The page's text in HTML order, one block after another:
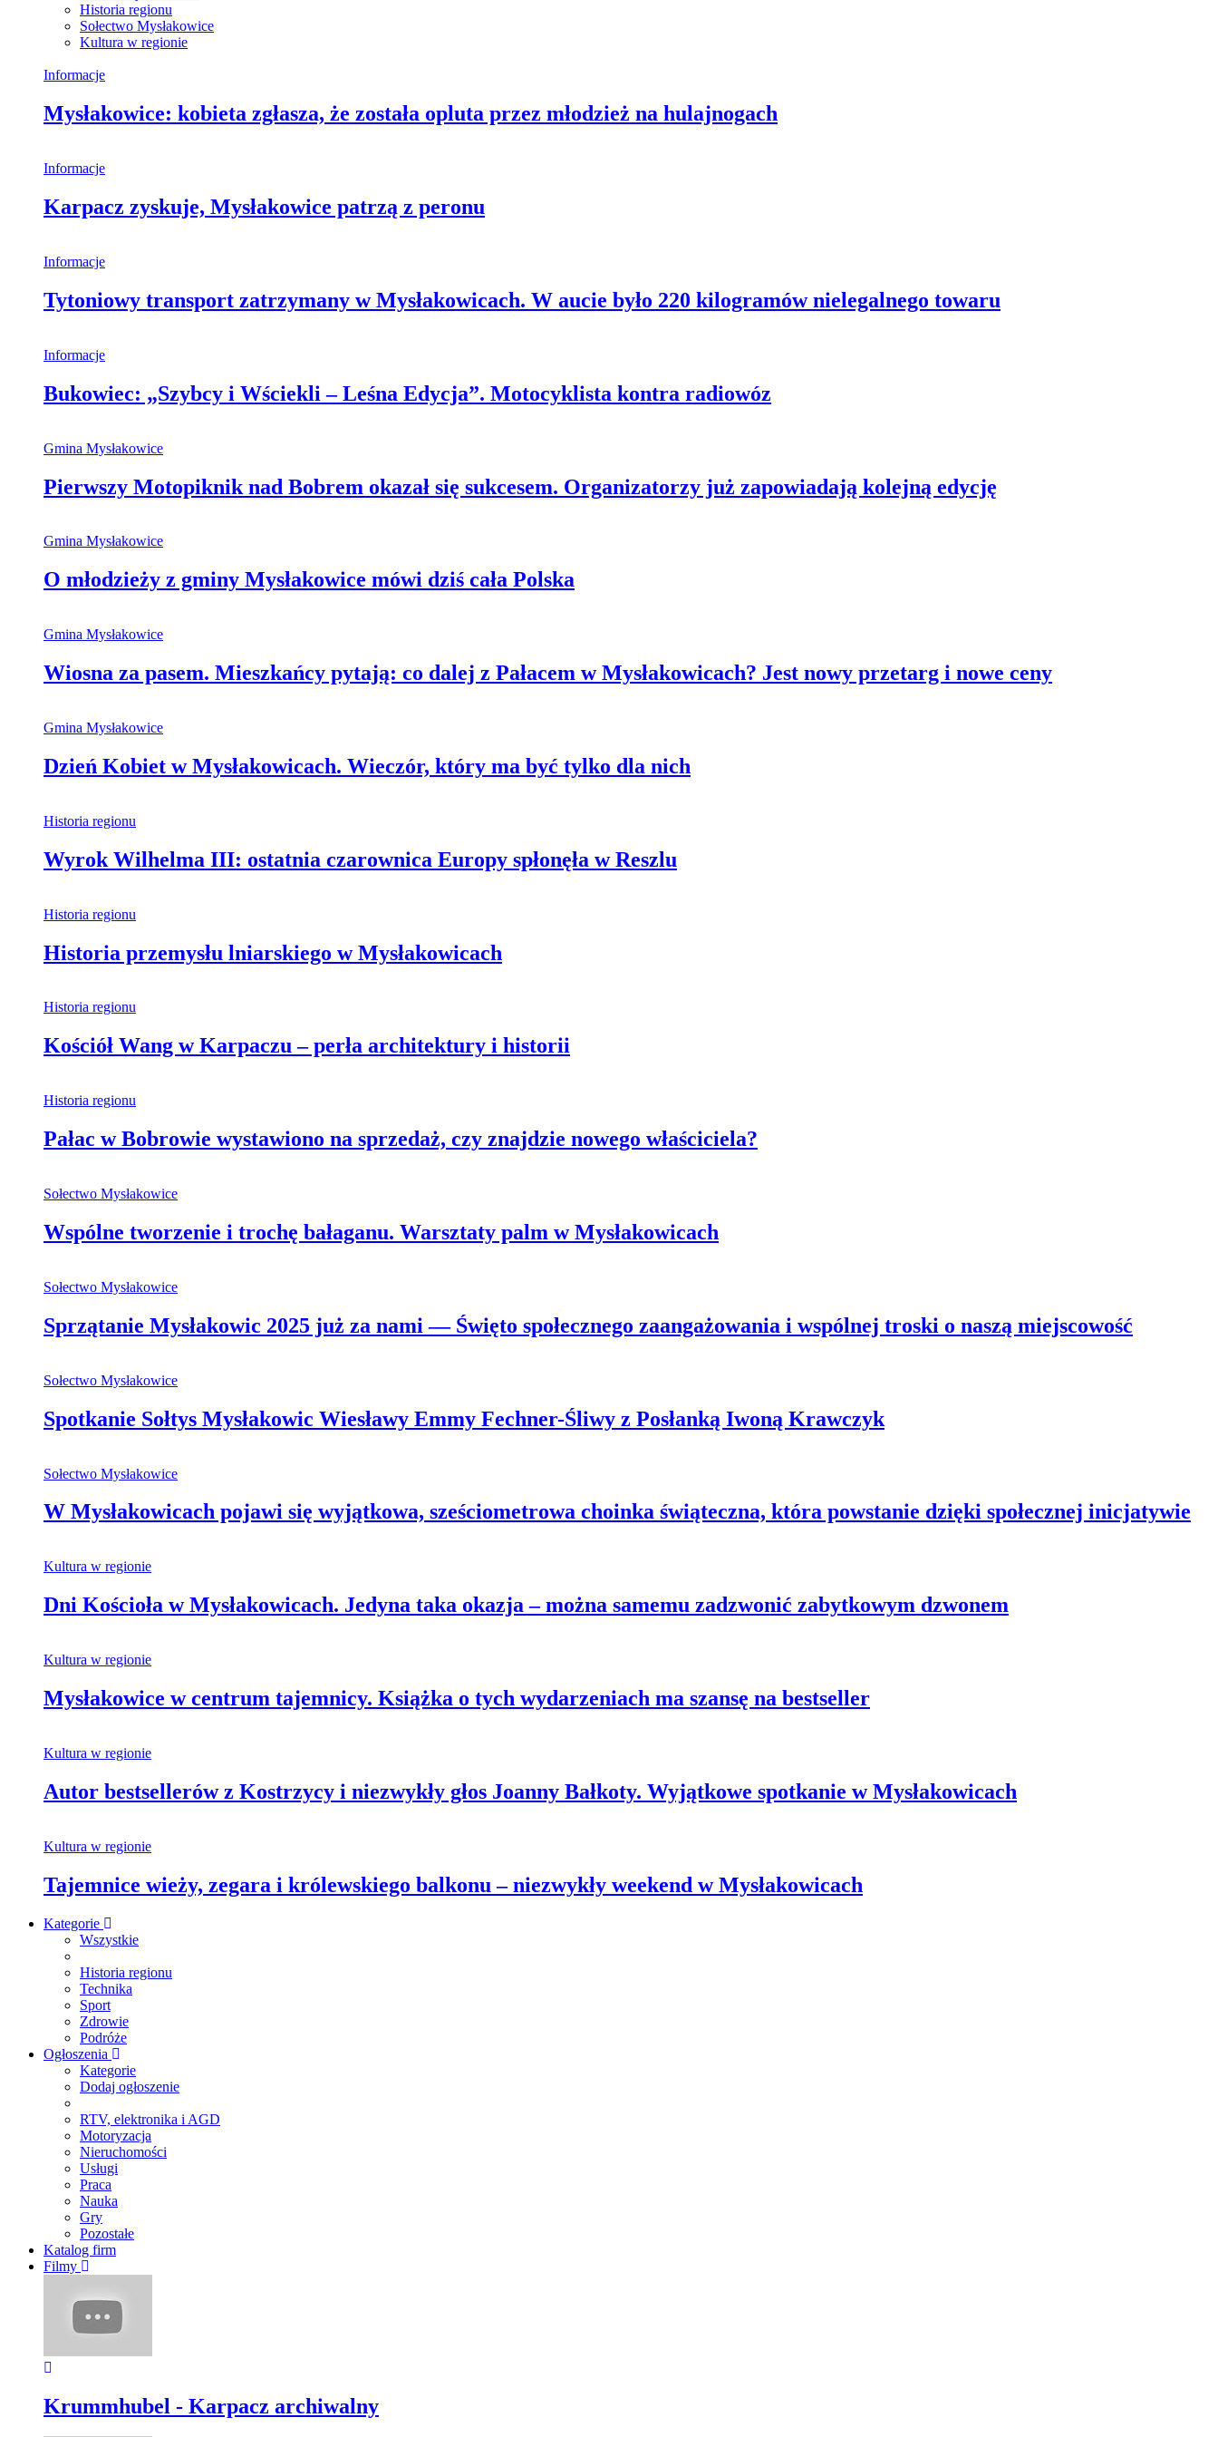
Historia regionu
Sołectwo Mysłakowice
Kultura w regionie
Informacje
Mysłakowice: kobieta zgłasza, że została opluta przez młodzież na hulajnogach
Informacje
Karpacz zyskuje, Mysłakowice patrzą z peronu
Informacje
Tytoniowy transport zatrzymany w Mysłakowicach. W aucie było 220 kilogramów nielegalnego towaru
Informacje
Bukowiec: „Szybcy i Wściekli – Leśna Edycja”. Motocyklista kontra radiowóz
Gmina Mysłakowice
Pierwszy Motopiknik nad Bobrem okazał się sukcesem. Organizatorzy już zapowiadają kolejną edycję
Gmina Mysłakowice
O młodzieży z gminy Mysłakowice mówi dziś cała Polska
Gmina Mysłakowice
Wiosna za pasem. Mieszkańcy pytają: co dalej z Pałacem w Mysłakowicach? Jest nowy przetarg i nowe ceny
Gmina Mysłakowice
Dzień Kobiet w Mysłakowicach. Wieczór, który ma być tylko dla nich
Historia regionu
Wyrok Wilhelma III: ostatnia czarownica Europy spłonęła w Reszlu
Historia regionu
Historia przemysłu lniarskiego w Mysłakowicach
Historia regionu
Kościół Wang w Karpaczu – perła architektury i historii
Historia regionu
Pałac w Bobrowie wystawiono na sprzedaż, czy znajdzie nowego właściciela?
Sołectwo Mysłakowice
Wspólne tworzenie i trochę bałaganu. Warsztaty palm w Mysłakowicach
Sołectwo Mysłakowice
Sprzątanie Mysłakowic 2025 już za nami — Święto społecznego zaangażowania i wspólnej troski o naszą miejscowość
Sołectwo Mysłakowice
Spotkanie Sołtys Mysłakowic Wiesławy Emmy Fechner-Śliwy z Posłanką Iwoną Krawczyk
Sołectwo Mysłakowice
W Mysłakowicach pojawi się wyjątkowa, sześciometrowa choinka świąteczna, która powstanie dzięki społecznej inicjatywie
Kultura w regionie
Dni Kościoła w Mysłakowicach. Jedyna taka okazja – można samemu zadzwonić zabytkowym dzwonem
Kultura w regionie
Mysłakowice w centrum tajemnicy. Książka o tych wydarzeniach ma szansę na bestseller
Kultura w regionie
Autor bestsellerów z Kostrzycy i niezwykły głos Joanny Bałkoty. Wyjątkowe spotkanie w Mysłakowicach
Kultura w regionie
Tajemnice wieży, zegara i królewskiego balkonu – niezwykły weekend w Mysłakowicach
Kategorie
Wszystkie
Historia regionu
Technika
Sport
Zdrowie
Podróże
Ogłoszenia
Kategorie
Dodaj ogłoszenie
RTV, elektronika i AGD
Motoryzacja
Nieruchomości
Usługi
Praca
Nauka
Gry
Pozostałe
Katalog firm
Filmy
Krummhubel - Karpacz archiwalny